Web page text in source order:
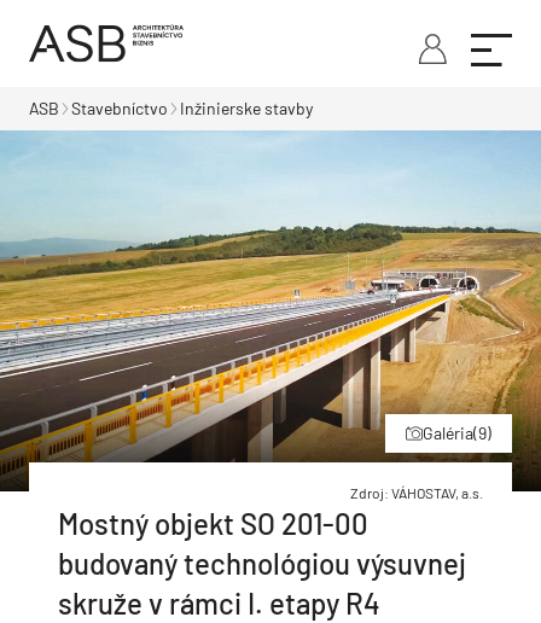
ASB Stavebníctvo Inžinierske stavby
Galéria(9)
Zdroj: VÁHOSTAV, a.s.
Mostný objekt SO 201-00
budovaný technológiou výsuvnej
skruže v rámci I. etapy R4